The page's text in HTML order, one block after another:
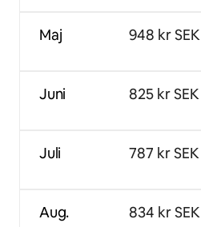
Maj
Juni
Juli
Aug.
948 kr SEK
825 kr SEK
787 kr SEK
834 kr SEK